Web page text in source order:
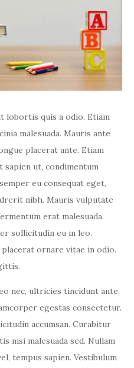
lobortis quis a odio. Etiam
malesuada. Mauris ante
placerat ante. Etiam
sapien ut, condimentum
eu consequat eget,
nibh. Mauris vulputate
erat malesuada.
sollicitudin eu in leo.
ornare vitae in odio.
nec, ultricies tincidunt ante.
egestas consectetur.
accumsan. Curabitur
nisi malesuada sed. Nullam
tempus sapien. Vestibulum